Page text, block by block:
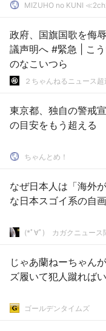
MIZUHO no KUNI
政府、国旗国歌を侮
議声明へ #緊急 | こういう時は外国を見習えって言わない
のなこいつら
２ちゃんねるニュース超
東京都、独自の警戒
の目安をもう超える
ちゃんとめ！
なぜ日本人は「海外
な日本スゴイ系の自
(*ﾟ∀ﾟ)ゞカガクニュース
じゃあ蘭ねーちゃん
ズ履いて犯人蹴れば
ゴールデンタイムズ